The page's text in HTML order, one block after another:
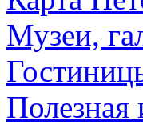
Музеи,
Полезная